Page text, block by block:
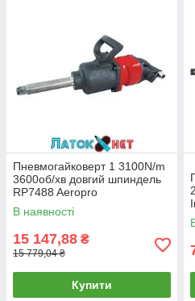
Пневмогайковерт 1 3100N/m
3600об/хв довгий шпиндель
RP7488 Aeropro
В наявності
15 147,88 ₴
15 779,04 ₴
Купити